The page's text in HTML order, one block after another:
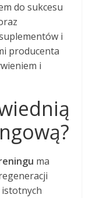
do sukcesu
i
producenta
i
ma